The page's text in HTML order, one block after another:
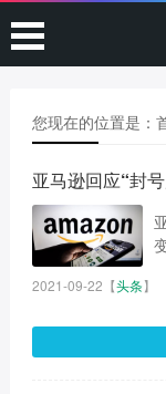
您现在的位置是：
亚马逊回应“封
2021-09-22 【头条】